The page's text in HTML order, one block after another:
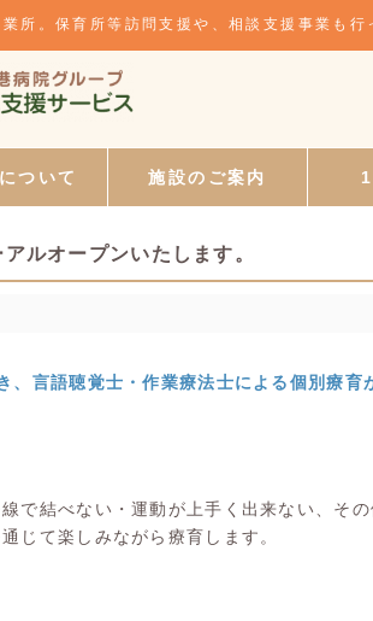
所。保育所等訪問支援や、相談支援事業も行
ついて 施設のご案内
ルオープンいたします。
、言語聴覚士・作業療法士による個別療育
で結べない・運動が上手く出来ない、そ
じて楽しみながら療育します。